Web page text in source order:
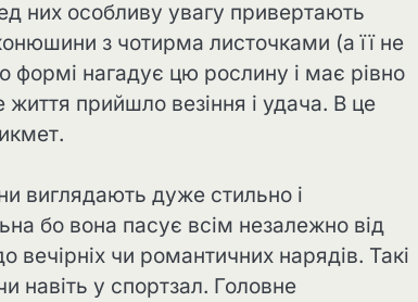
них особливу увагу привертають
з чотирма листочками (а її не
формі нагадує цю рослину і має рівно
прийшло везіння і удача. В це
виглядають дуже стильно і
бо вона пасує всім незалежно від
вечірніх чи романтичних нарядів. Такі
навіть у спортзал. Головне